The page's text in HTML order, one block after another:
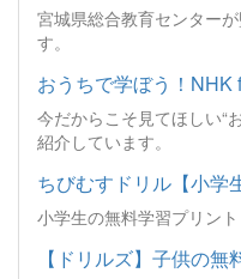
宮城県総合教育センター
す。
おうちで学ぼう！NHK
今だからこそ見てほしい“
紹介しています。
ちびむすドリル【小学
小学生の無料学習プリン
【ドリルズ】子供の無